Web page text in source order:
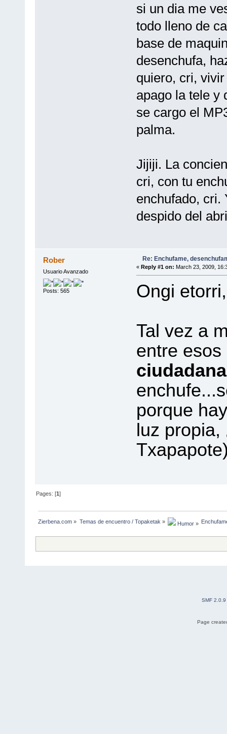
si un dia me
todo lleno de
base de
desenchufa,
quiero, cri,
apago la tele y
se cargo el
palma.
Jijiji. La
cri, con tu
enchufado, cri.
despido del
Rober
Usuario Avanzado
Posts: 565
Re: Enchufame,
« Reply #1 on: March 23, 2009,
Ongi
Tal vez a
entre esos
porque
luz
Pages: [1]
Zierbena.com » Temas de encuentro / Topaketak » Humor»
SMF 2.0.9
Page